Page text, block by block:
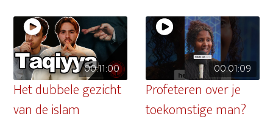
00:11:00
Het dubbele gezicht
van de islam
00:01:09
Profeteren over je
toekomstige man?